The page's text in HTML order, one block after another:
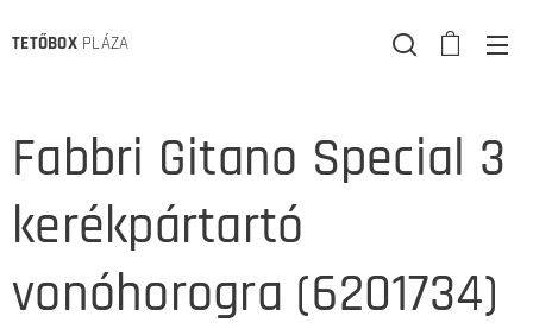
TETŐBOXPLÁZA
Fabbri Gitano Special 3
kerékpártartó
vonóhorogra (6201734)